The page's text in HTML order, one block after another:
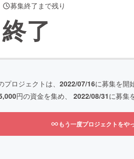
募集終了まで残り
終了
プロジェクトは、 2022/07/16に募集を開
円の資金を集め、 2022/08/31に募集
もう一度プロジェクトをや